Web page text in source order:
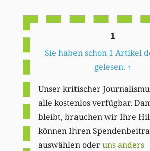
1
Sie haben schon 1 Artikel
gelesen. ↑
Unser kritischer
alle kostenlos verfügbar.
bleibt, brauchen wir Ihre
können Ihren
auswählen oderuns anders